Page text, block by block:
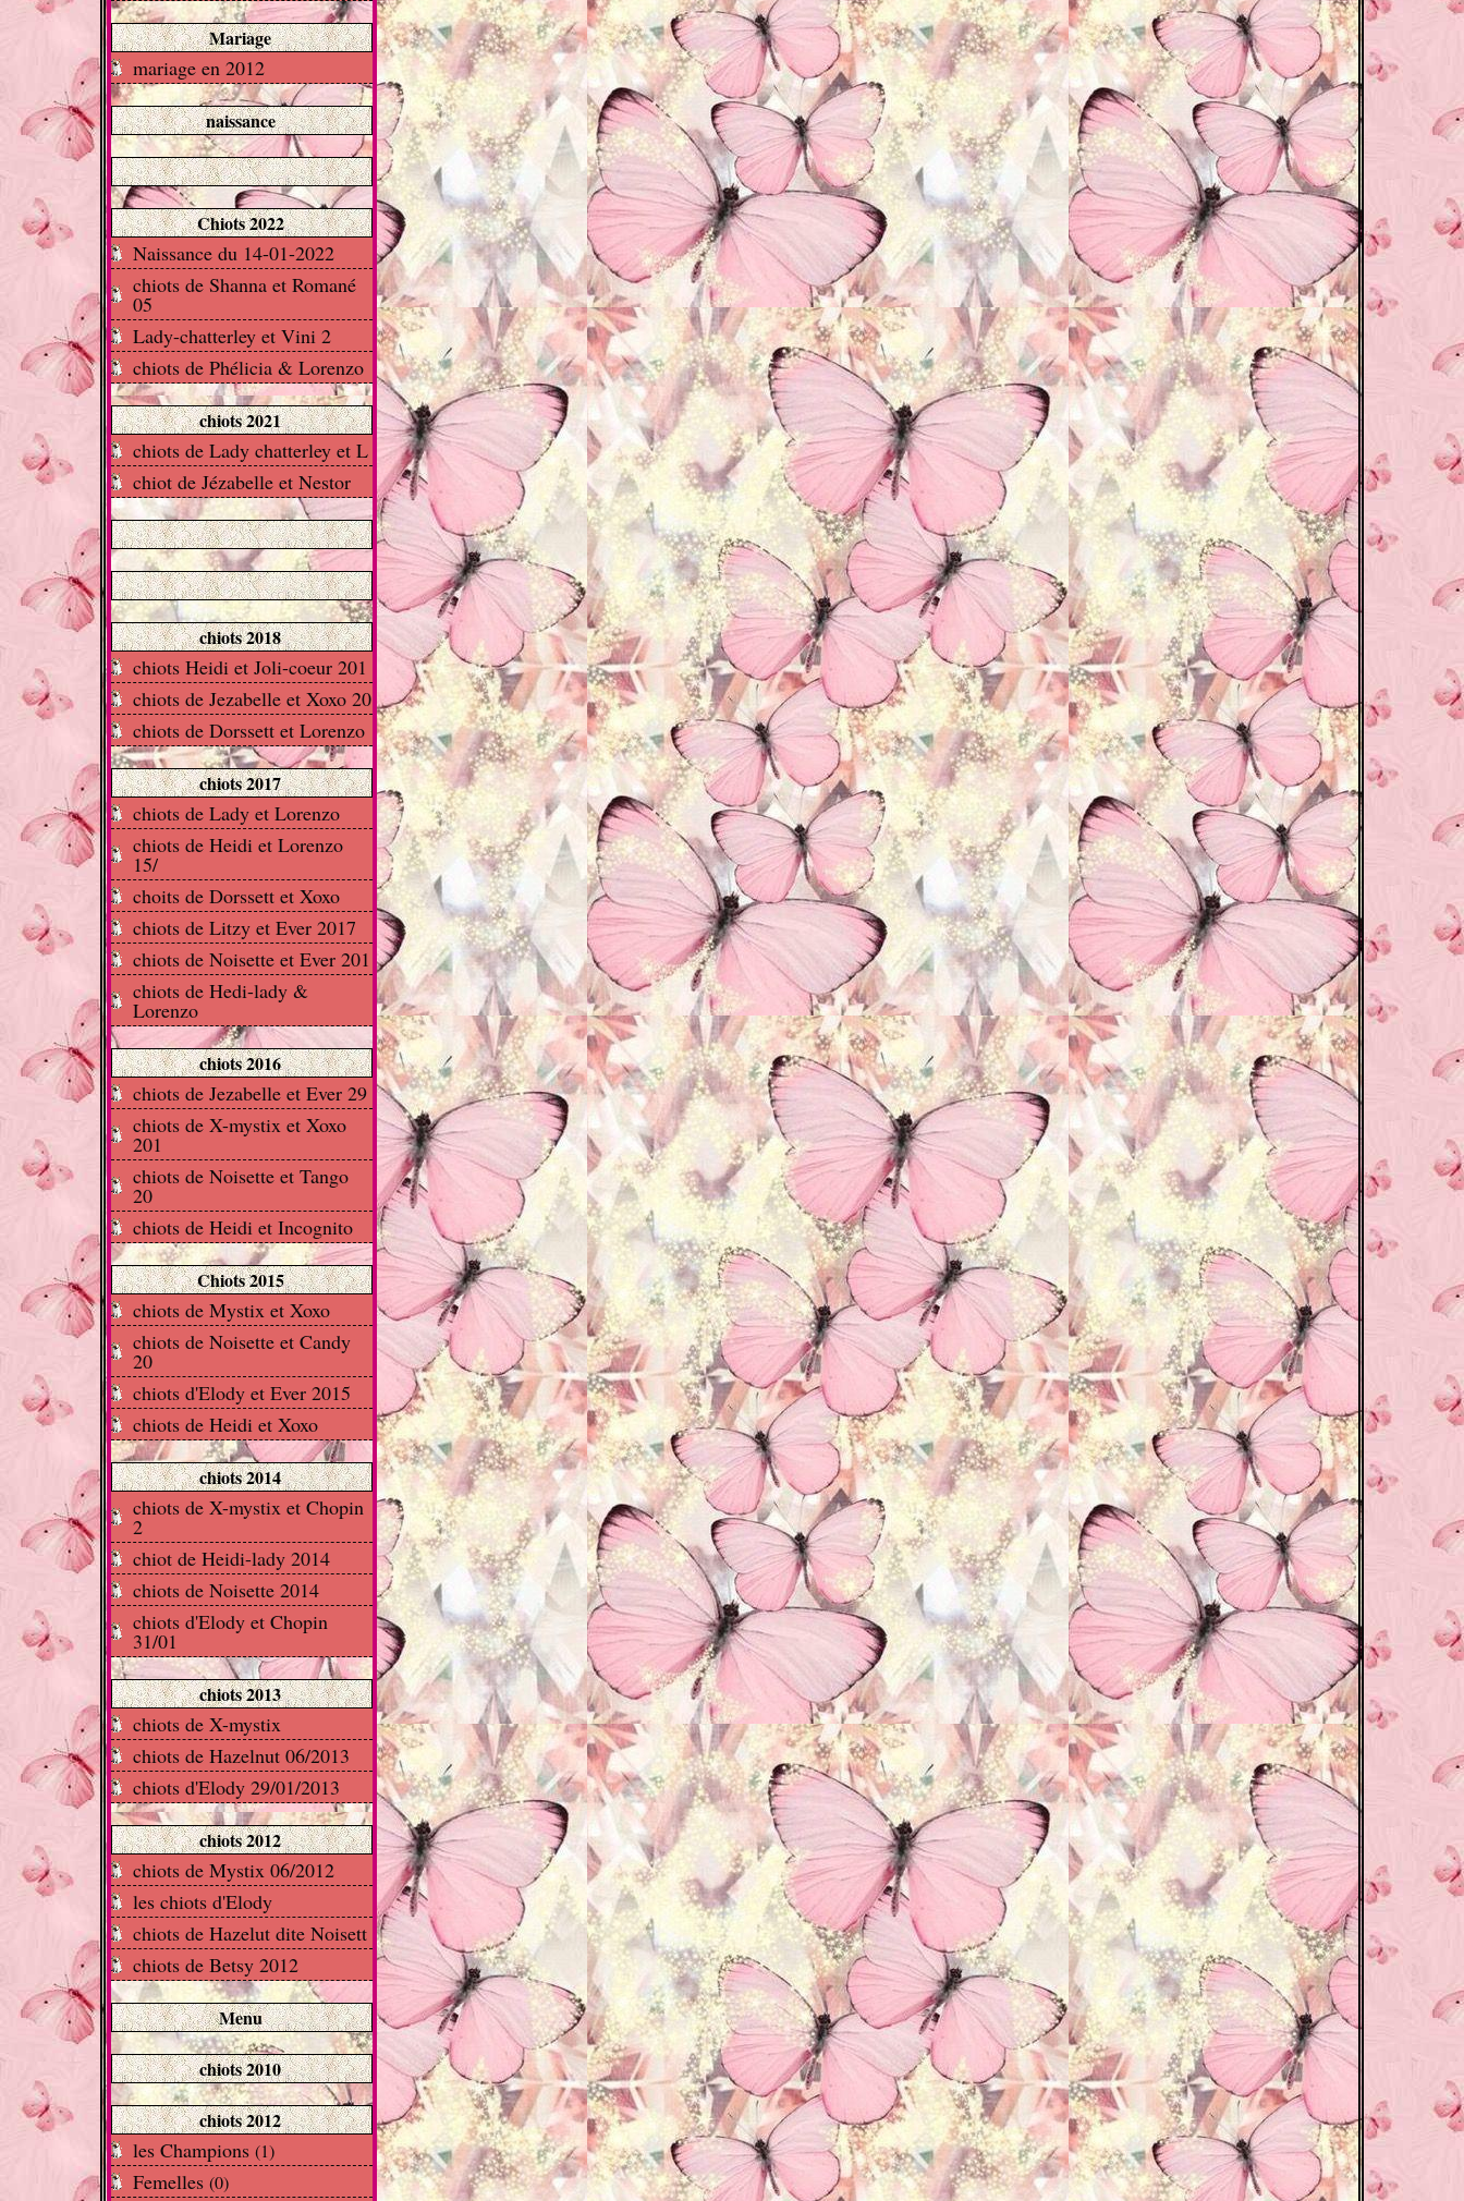
Mariage
mariage en 2012
naissance
Chiots 2022
Naissance du 14-01-2022
chiots de Shanna et Romané
05
Lady-chatterley et Vini 2
chiots de Phélicia & Lorenzo
chiots 2021
chiots de Lady chatterley et L
chiot de Jézabelle et Nestor
chiots 2018
chiots Heidi et Joli-coeur 201
chiots de Jezabelle et Xoxo 20
chiots de Dorssett et Lorenzo
chiots 2017
chiots de Lady et Lorenzo
chiots de Heidi et Lorenzo
15/
choits de Dorssett et Xoxo
chiots de Litzy et Ever 2017
chiots de Noisette et Ever 201
chiots de Hedi-lady &
Lorenzo
chiots 2016
chiots de Jezabelle et Ever 29
chiots de X-mystix et Xoxo
201
chiots de Noisette et Tango
20
chiots de Heidi et Incognito
Chiots 2015
chiots de Mystix et Xoxo
chiots de Noisette et Candy
20
chiots d'Elody et Ever 2015
chiots de Heidi et Xoxo
chiots 2014
chiots de X-mystix et Chopin
2
chiot de Heidi-lady 2014
chiots de Noisette 2014
chiots d'Elody et Chopin
31/01
chiots 2013
chiots de X-mystix
chiots de Hazelnut 06/2013
chiots d'Elody 29/01/2013
chiots 2012
chiots de Mystix 06/2012
les chiots d'Elody
chiots de Hazelut dite Noisett
chiots de Betsy 2012
Menu
chiots 2010
chiots 2012
les Champions (1)
Femelles (0)